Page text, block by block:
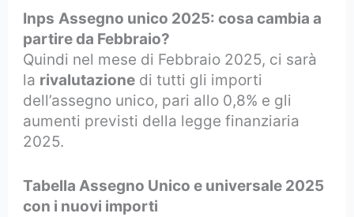
Inps Assegno unico 2025: cosa cambia a
partire da Febbraio?
Quindi nel mese di Febbraio 2025, ci sarà
la rivalutazione di tutti gli importi
dell’assegno unico, pari allo 0,8% e gli
aumenti previsti della legge finanziaria
2025.
Tabella Assegno Unico e universale 2025
con i nuovi importi